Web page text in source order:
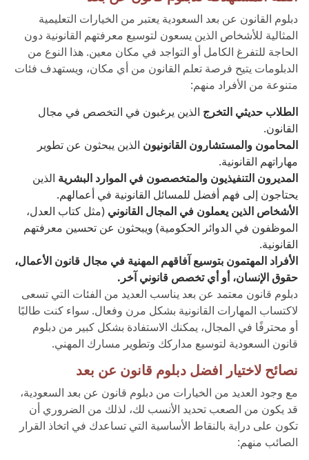
دبلوم القانون عن بعد السعودية يعتبر من الخيارات التعليمية
المثالية للأشخاص الذين يسعون لتوسيع معرفتهم القانونية دون
الحاجة للتفرغ الكامل أو التواجد في مكان معين. هذا النوع من
الدبلومات يتيح فرصة تعلم القانون من أي مكان، ويستهدف فئات
متنوعة من الأفراد منهم:
الطلاب حديثي التخرج الذين يرغبون في التخصص في مجال
القانون.
المحامون والمستشارون القانونيون الذين يبحثون عن تطوير
مهاراتهم القانونية.
المديرون التنفيذيون والمتخصصون في الموارد البشرية الذين
يحتاجون إلى فهم أفضل للمسائل القانونية في أعمالهم.
الأشخاص الذين يعملون في المجال القانوني (مثل كتاب العدل،
الموظفون في الدوائر الحكومية) ويبحثون عن تحسين معرفتهم
القانونية.
الأفراد المهتمون بتوسيع آفاقهم المهنية في مجال قانون الأعمال،
حقوق الإنسان، أو أي تخصص قانوني آخر.
دبلوم قانون معتمد عن بعد يناسب العديد من الفئات التي تسعى
لاكتساب المهارات القانونية بشكل مرن وفعال. سواء كنت طالبًا
أو محترفًا في المجال، يمكنك الاستفادة بشكل كبير من دبلوم
قانون السعودية لتوسيع مداركك وتطوير مسارك المهني.
نصائح لاختيار افضل دبلوم قانون عن بعد
مع وجود العديد من الخيارات من دبلوم قانون عن بعد السعودية،
قد يكون من الصعب تحديد الأنسب لك، لذلك من الضروري أن
تكون على دراية بالنقاط الأساسية التي تساعدك في اتخاذ القرار
الصائب منهم: